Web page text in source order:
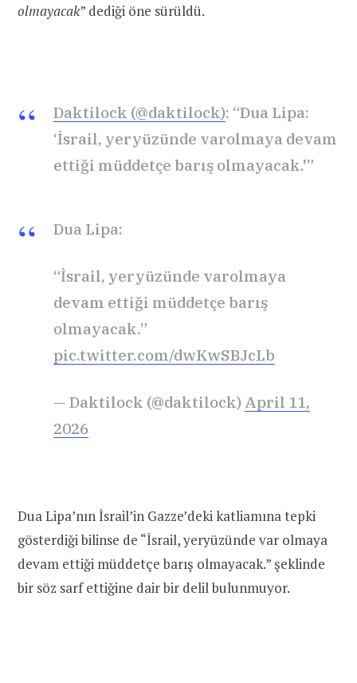
olmayacak” dediği öne sürüldü.
Daktilock (@daktilock): “Dua Lipa:
‘İsrail, yeryüzünde varolmaya devam
ettiği müddetçe barış olmayacak.'”
Dua Lipa:
“İsrail, yeryüzünde varolmaya
devam ettiği müddetçe barış
olmayacak.”
pic.twitter.com/dwKwSBJcLb
— Daktilock (@daktilock) April 11,
2026
Dua Lipa’nın İsrail’in Gazze’deki katliamına tepki
gösterdiği bilinse de “İsrail, yeryüzünde var olmaya
devam ettiği müddetçe barış olmayacak.” şeklinde
bir söz sarf ettiğine dair bir delil bulunmuyor.